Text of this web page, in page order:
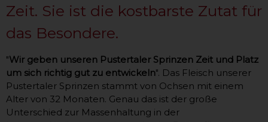
Zeit. Sie ist die kostbarste Zutat für
das Besondere.
"Wir geben unseren Pustertaler Sprinzen Zeit und Platz
um sich richtig gut zu entwickeln". Das Fleisch unserer
Pustertaler Sprinzen stammt von Ochsen mit einem
Alter von 32 Monaten. Genau das ist der große
Unterschied zur Massenhaltung in der